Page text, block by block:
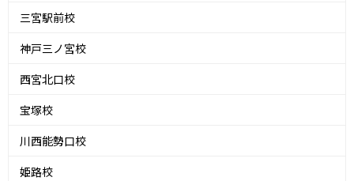
三宮駅前校
神戸三ノ宮校
西宮北口校
宝塚校
川西能勢口校
姫路校